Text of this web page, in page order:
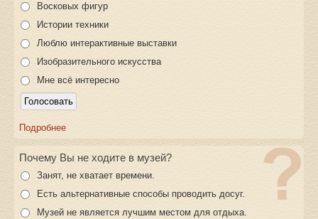
Восковых фигур
Истории техники
Люблю интерактивные выставки
Изобразительного искусства
Мне всё интересно
Подробнее
Почему Вы не ходите в музей?
Занят, не хватает времени.
Есть альтернативные способы проводить досуг.
Музей не является лучшим местом для отдыха.